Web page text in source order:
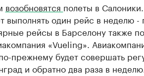
возобновятся полеты в Салоники.
выполнять один рейс в неделю -
рейсы в Барселону также по
«Vueling».
прежнему будет совершать
и обратно два раза в